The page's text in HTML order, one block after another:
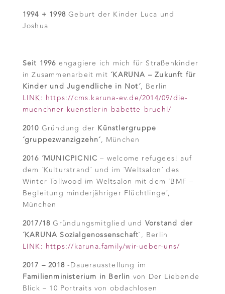
1994 + 1998 Geburt der Kinder Luca und
Joshua
Seit 1996 engagiere ich mich für Straßenkinder
in Zusammenarbeit mit ´KARUNA – Zukunft für
Kinder und Jugendliche in Not´, Berlin
LINK: https://cms.karuna-ev.de/2014/09/die-
muenchner-kuenstlerin-babette-bruehl/
2010 Gründung der Künstlergruppe
´gruppezwanzigzehn´, München
2016 ´MUNICPICNIC – welcome refugees! auf
dem ´Kulturstrand´ und im ´Weltsalon´ des
Winter Tollwood im Weltsalon mit dem ´BMF –
Begleitung minderjähriger Flüchtlinge´,
München
2017/18 Gründungsmitglied und Vorstand der
´KARUNA Sozialgenossenschaft`, Berlin
LINK: https://karuna.family/wir-ueber-uns/
2017 – 2018 -Dauerausstellung im
Familienministerium in Berlin von Der Liebende
Blick – 10 Portraits von obdachlosen